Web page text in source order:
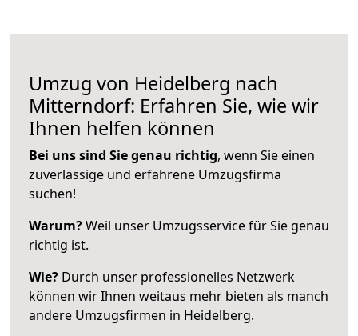
Umzug von Heidelberg nach
Mitterndorf: Erfahren Sie, wie wir
Ihnen helfen können
Bei uns sind Sie genau richtig, wenn Sie einen
zuverlässige und erfahrene Umzugsfirma
suchen!
Warum?Weil unser Umzugsservice für Sie genau
richtig ist.
Wie? Durch unser professionelles Netzwerk
können wir Ihnen weitaus mehr bieten als manch
andere Umzugsfirmen in Heidelberg.